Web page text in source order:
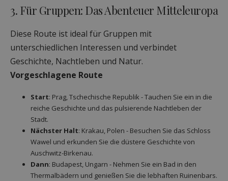
3. Für Gruppen: Das Abenteuer Mitteleuropa
Diese Route ist ideal für Gruppen mit
unterschiedlichen Interessen und verbindet
Geschichte, Nachtleben und Natur.
Vorgeschlagene Route
Start: Prag, Tschechische Republik - Tauchen Sie ein in die
reiche Geschichte und das pulsierende Nachtleben der
Stadt.
Nächster Halt: Krakau, Polen - Besuchen Sie das Schloss
Wawel und erkunden Sie die düstere Geschichte von
Auschwitz-Birkenau.
Dann: Budapest, Ungarn - Nehmen Sie ein Bad in den
Thermalbädern und genießen Sie die lebhaften Ruinenbars.